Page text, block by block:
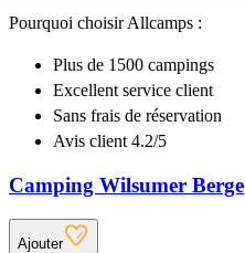
Pourquoi choisir Allcamps :
Plus de 1500 campings
Excellent service client
Sans frais de réservation
Avis client 4.2/5
Camping Wilsumer Berge
Ajouter